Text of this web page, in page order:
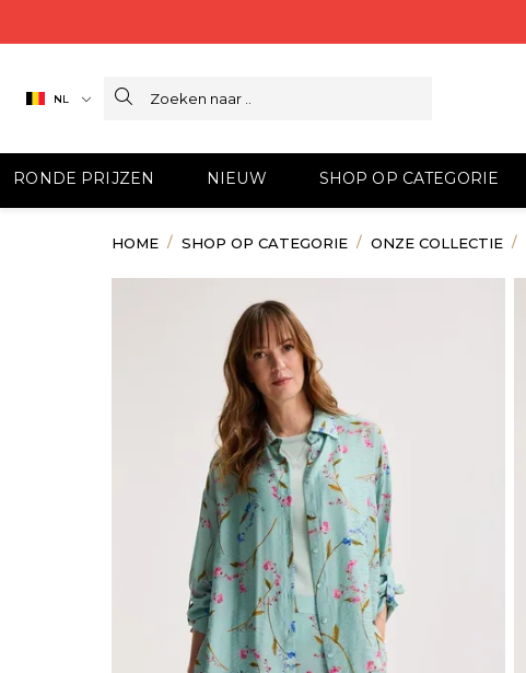
NL Search
RONDE PRIJZEN NIEUW SHOP OP CATEGORIE
HOME SHOP OP CATEGORIE ONZE COLLECTIE